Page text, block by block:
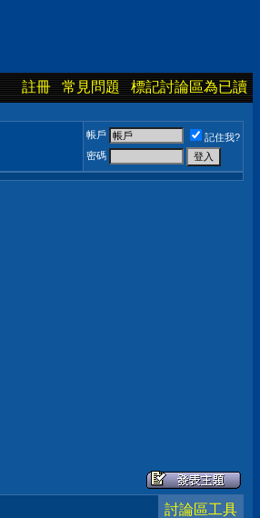
註冊 常見問題 標記討論區為已讀
帳戶
記住我?
密碼
討論區工具